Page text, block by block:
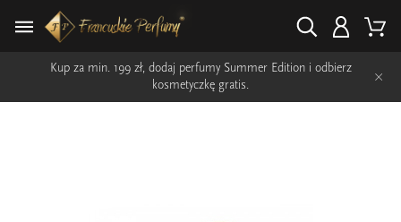
Kup za min. 199 zł, dodaj perfumy Summer Edition i odbierz
kosmetyczkę gratis.
×